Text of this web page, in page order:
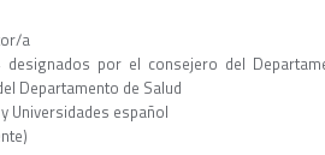
a
por el consejero del
Departamento de Salud
Universidades español